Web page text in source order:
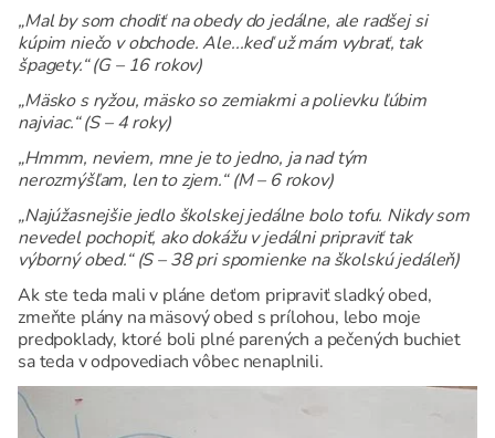
„Mal by som chodiť na obedy do jedálne, ale radšej si
kúpim niečo v obchode. Ale...keď už mám vybrať, tak
špagety.“ (G – 16 rokov)
„Mäsko s ryžou, mäsko so zemiakmi a polievku ľúbim
najviac.“ (S – 4 roky)
„Hmmm, neviem, mne je to jedno, ja nad tým
nerozmýšľam, len to zjem.“ (M – 6 rokov)
„Najúžasnejšie jedlo školskej jedálne bolo tofu. Nikdy som
nevedel pochopiť, ako dokážu v jedálni pripraviť tak
výborný obed.“ (S – 38 pri spomienke na školskú jedáleň)
Ak ste teda mali v pláne deťom pripraviť sladký obed,
zmeňte plány na mäsový obed s prílohou, lebo moje
predpoklady, ktoré boli plné parených a pečených buchiet
sa teda v odpovediach vôbec nenaplnili.